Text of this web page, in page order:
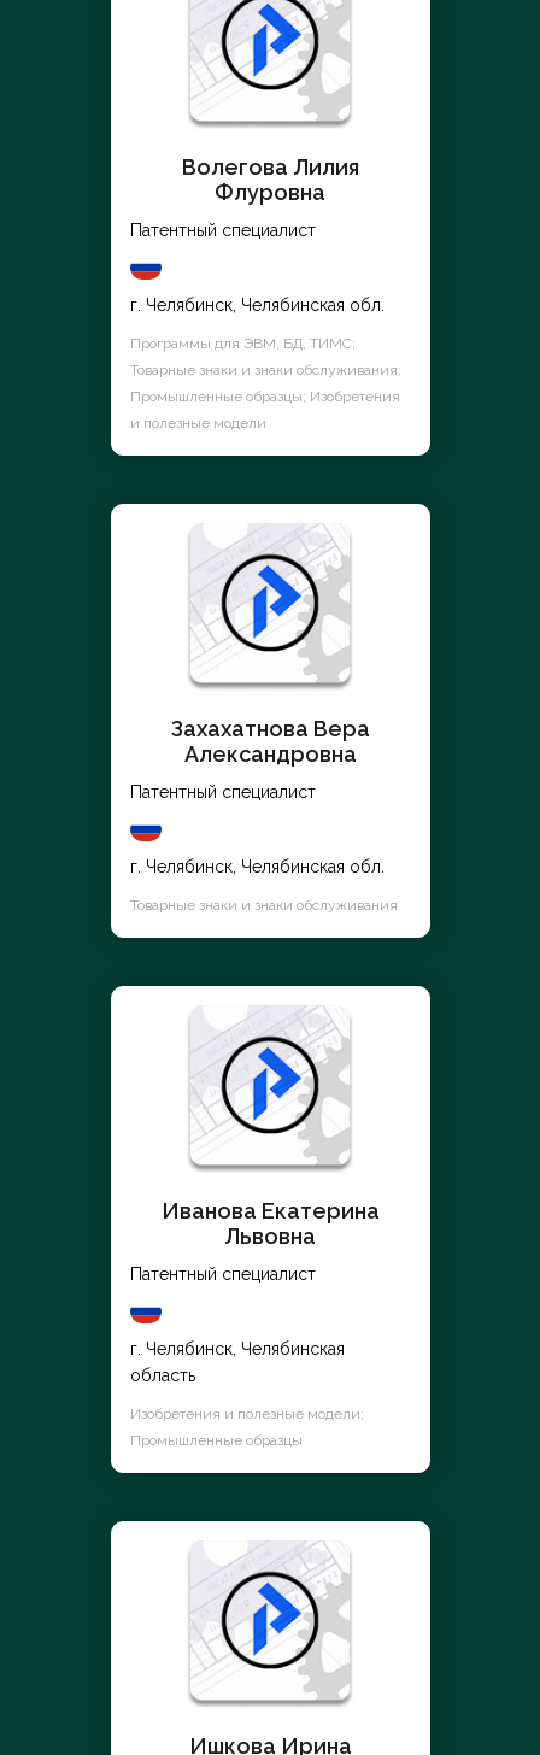
Волегова Лилия
Флуровна
Патентный специалист
г. Челябинск, Челябинская обл.
Программы для ЭВМ, БД, ТИМС;
Товарные знаки и знаки обслуживания;
Промышленные образцы; Изобретения
и полезные модели
Захахатнова Вера
Александровна
Патентный специалист
г. Челябинск, Челябинская обл.
Товарные знаки и знаки обслуживания
Иванова Екатерина
Львовна
Патентный специалист
г. Челябинск, Челябинская
область
Изобретения и полезные модели;
Промышленные образцы
Ишкова Ирина